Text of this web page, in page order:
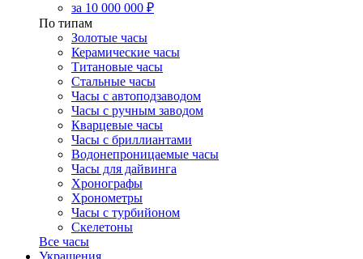
за 10 000 000 ₽
По типам
Золотые часы
Керамические часы
Титановые часы
Стальные часы
Часы с автоподзаводом
Часы с ручным заводом
Кварцевые часы
Часы с бриллиантами
Водонепроницаемые часы
Часы для дайвинга
Хронографы
Хронометры
Часы с турбийоном
Скелетоны
Все часы